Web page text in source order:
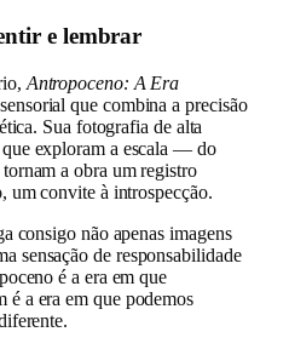
e lembrar
Antropoceno: A Era
que combina a precisão
Sua fotografia de alta
exploram a escala — do
a obra um registro
um convite à introspecção.
consigo não apenas imagens
sensação de responsabilidade
é a era em que
é a era em que podemos